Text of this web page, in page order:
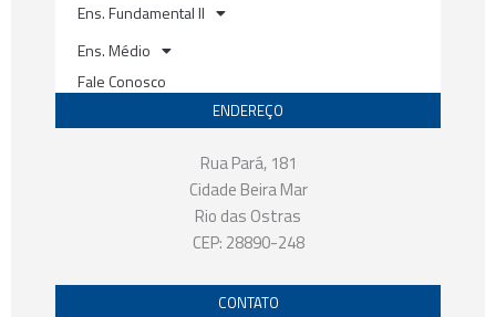
Ens. Fundamental II
Ens. Médio
Fale Conosco
ENDEREÇO
Rua Pará, 181
Cidade Beira Mar
Rio das Ostras
CEP: 28890-248
CONTATO